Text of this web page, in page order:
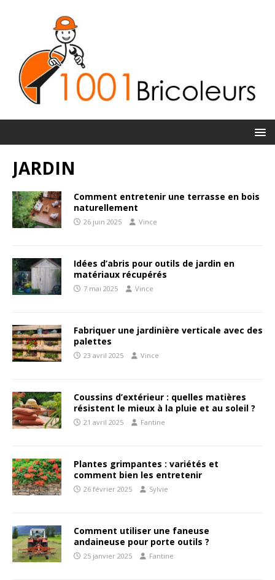
JARDIN
Comment entretenir une terrasse en bois
naturellement
26 juin 2025 Vince
Idées d’abris pour outils de jardin en
matériaux récupérés
7 mai 2025 Vince
Fabriquer une jardinière verticale avec des
palettes
23 avril 2025 Vince
Coussins d’extérieur : quelles matières
résistent le mieux à la pluie et au soleil ?
21 avril 2025 Fantine
Plantes grimpantes : variétés et
comment bien les entretenir
26 février 2025 Sylvie
Comment utiliser une faneuse
andaineuse pour porte outils ?
25 janvier 2025 Fantine